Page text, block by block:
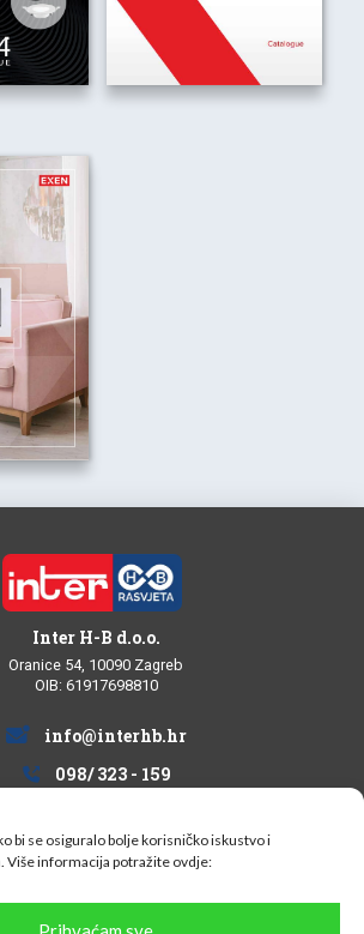
bi se osiguralo bolje korisničko iskustvo i
Više informacija potražite ovdje:
Inter H-B d.o.o.
Oranice 54, 10090 Zagreb
OIB: 61917698810
info@interhb.hr
098/ 323 - 159